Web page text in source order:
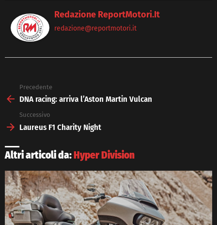
Redazione ReportMotori.it
redazione@reportmotori.it
more
Precedente
DNA racing: arriva l’Aston Martin Vulcan
Successivo
Laureus F1 Charity Night
Altri articoli da:Hyper Division